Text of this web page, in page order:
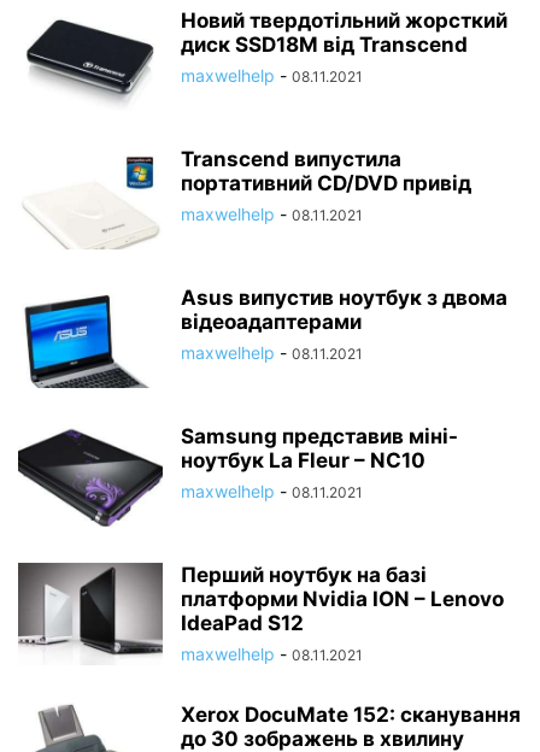
Новий твердотільний жорсткий
диск SSD18M від Transcend
maxwelhelp - 08.11.2021
Transcend випустила
портативний CD/DVD привід
maxwelhelp - 08.11.2021
Asus випустив ноутбук з двома
відеоадаптерами
maxwelhelp - 08.11.2021
Samsung представив міні-
ноутбук La Fleur – NC10
maxwelhelp - 08.11.2021
Перший ноутбук на базі
платформи Nvidia ION – Lenovo
IdeaPad S12
maxwelhelp - 08.11.2021
Xerox DocuMate 152: сканування
до 30 зображень в хвилину